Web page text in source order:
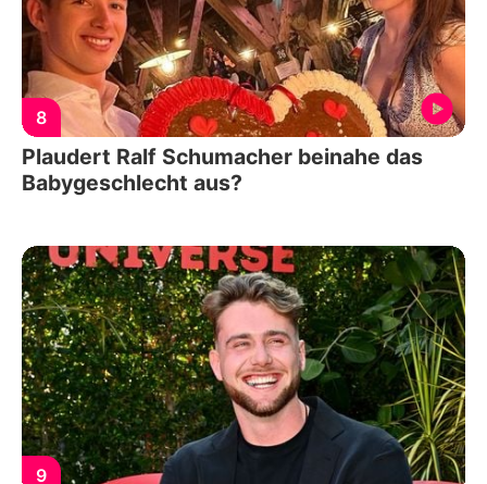
8
Plaudert Ralf Schumacher beinahe das
Babygeschlecht aus?
9